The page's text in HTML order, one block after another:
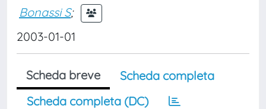
Bonassi S;
2003-01-01
Scheda breve
Scheda completa
Scheda completa (DC)